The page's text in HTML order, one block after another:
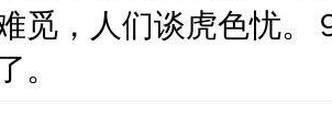
觅，人们谈虎色忧。
。